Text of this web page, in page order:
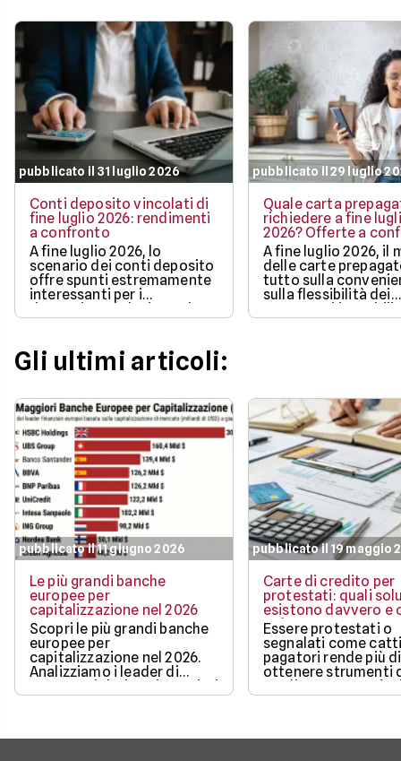
pubblicato il 31 luglio 2026
Conti deposito vincolati di
fine luglio 2026: rendimenti
a confronto
A fine luglio 2026, lo
scenario dei conti deposito
offre spunti estremamente
interessanti per i
risparmiatori che intendono
proteggere l'efficacia dei
pubblicato il 29 luglio
Quale carta
richiedere a fine
2026? Offerte a
A fine luglio 2026, il
delle carte
tutto sulla
sulla flessibilità dei
pagamenti in
bonus di benvenuto
Gli ultimi articoli:
pubblicato il 11 giugno 2026
Le più grandi banche
europee per
capitalizzazione nel 2026
Scopri le più grandi banche
europee per
capitalizzazione nel 2026.
Analizziamo i leader di
mercato, i dati aggiornati e i
fattori chiave che guidano il
pubblicato il 19 maggio
Carte di credito per
protestati: quali
esistono davvero e
può ottenere
Essere protestati o
segnalati come
pagatori rende più
ottenere strumenti
credito, ma non
restare